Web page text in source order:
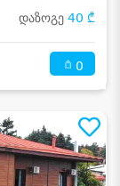
დაზოგე 40 ₾
0